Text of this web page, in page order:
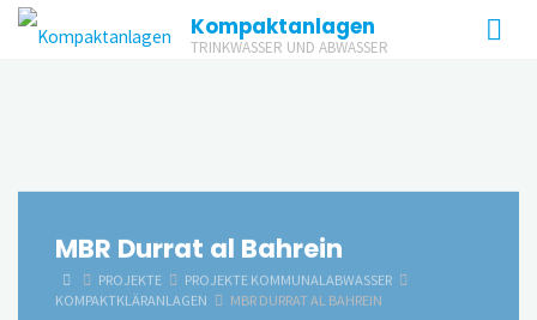
Zum
Inhalt
Kompaktanlagen
TRINKWASSER UND ABWASSER
MBR Durrat al Bahrein
STARTPROJEKTE
PROJEKTE KOMMUNALABWASSER
KOMPAKTKLÄRANLAGEN
MBR DURRAT AL BAHREIN